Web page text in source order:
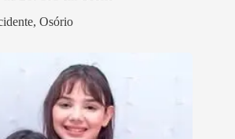
, Osório